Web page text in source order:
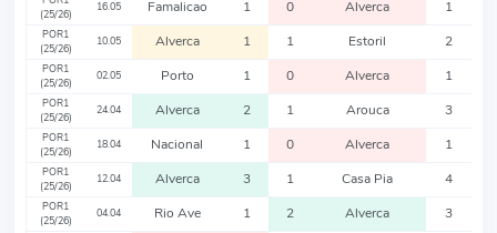
(25/26)
16.05 Famalicao 1 0 Alverca 1
POR1
(25/26)
10.05 Alverca 1 1 Estoril 2
POR1
(25/26)
02.05 Porto 1 0 Alverca 1
POR1
(25/26)
24.04 Alverca 2 1 Arouca 3
POR1
(25/26)
18.04 Nacional 1 0 Alverca 1
POR1
(25/26)
12.04 Alverca 3 1 Casa Pia 4
POR1
(25/26)
04.04 Rio Ave 1 2 Alverca 3